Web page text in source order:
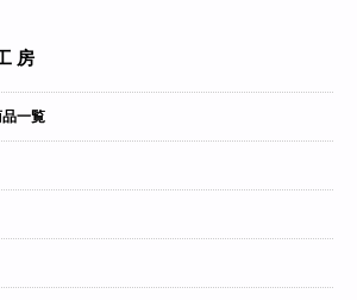
房
一覧